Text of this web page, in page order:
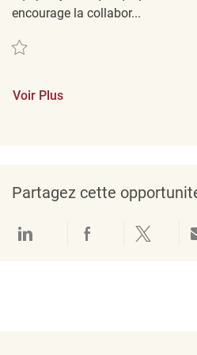
encourage la collabor...
Sauvegarder Retail Store Coordinator
Voir Plus
Partagez cette
Partager via LinkedIn
Partager viaPartager